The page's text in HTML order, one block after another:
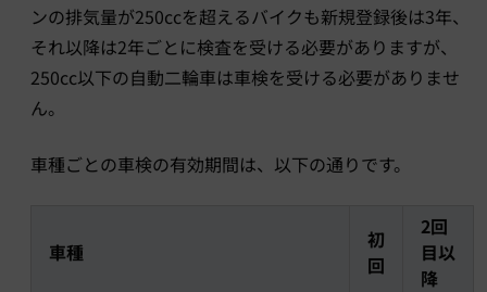
ンの排気量が250ccを超えるバイクも新規登録後は3年、
それ以降は2年ごとに検査を受ける必要がありますが、
250cc以下の自動二輪車は車検を受ける必要がありませ
ん。
車種ごとの車検の有効期間は、以下の通りです。
車種
初
回
2回
目以
降